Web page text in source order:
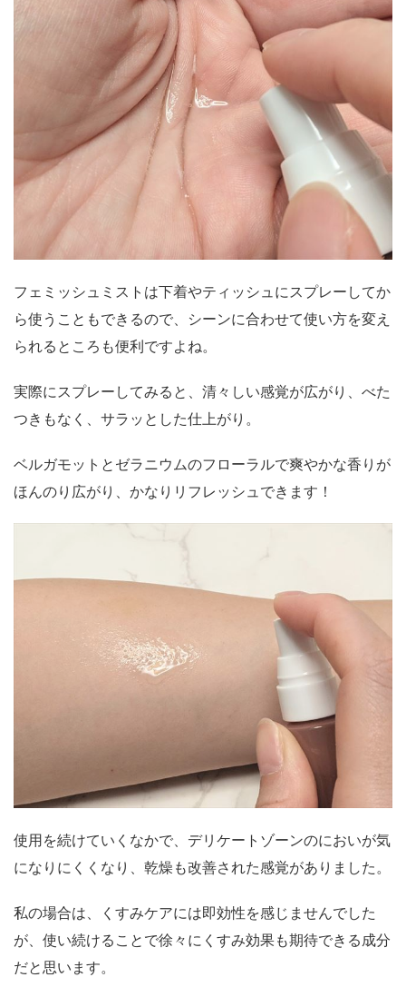
フェミッシュミストは下着やティッシュにスプレーしてか
ら使うこともできるので、シーンに合わせて使い方を変え
られるところも便利ですよね。
実際にスプレーしてみると、清々しい感覚が広がり、べた
つきもなく、サラッとした仕上がり。
ベルガモットとゼラニウムのフローラルで爽やかな香りが
ほんのり広がり、かなりリフレッシュできます！
使用を続けていくなかで、デリケートゾーンのにおいが気
になりにくくなり、乾燥も改善された感覚がありました。
私の場合は、くすみケアには即効性を感じませんでした
が、使い続けることで徐々にくすみ効果も期待できる成分
だと思います。